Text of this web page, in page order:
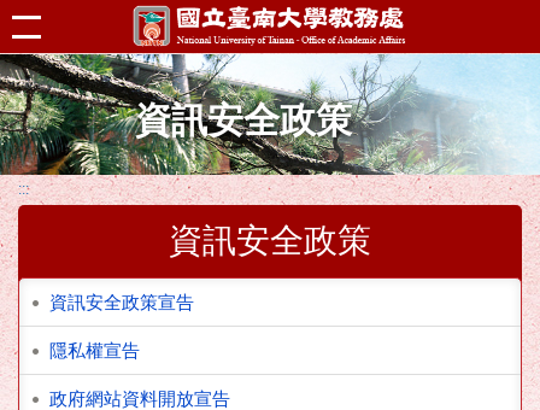
跳到主要內容區塊
資訊安全政策
:::
資訊安全政策
資訊安全政策宣告
隱私權宣告
政府網站資料開放宣告